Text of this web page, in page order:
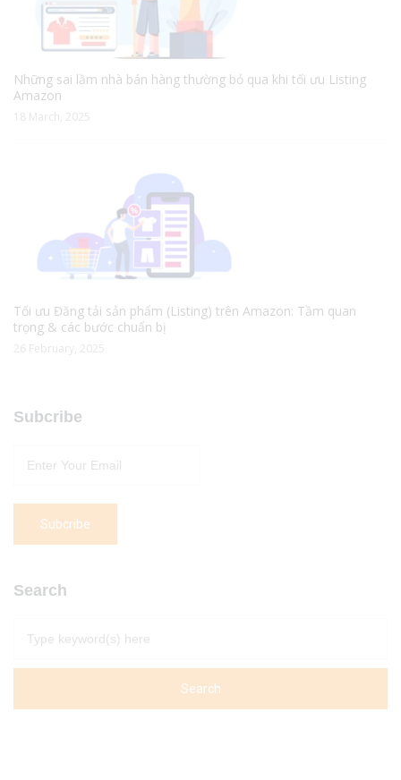
Những sai lầm nhà bán hàng thường bỏ qua khi tối ưu Listing
Amazon
18 March, 2025
Tối ưu Đăng tải sản phẩm (Listing) trên Amazon: Tầm quan
trọng & các bước chuẩn bị
26 February, 2025
Subcribe
Search